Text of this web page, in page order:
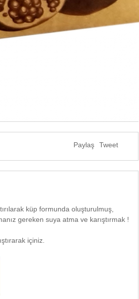
Paylaş Tweet
küp formunda oluşturulmuş,
gereken suya atma ve karıştırmak !
içiniz.